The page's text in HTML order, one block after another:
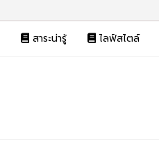
สาระน่ารู้ ไลฟ์สไตล์